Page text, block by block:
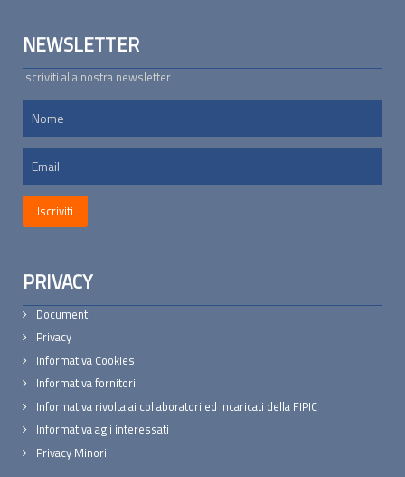
NEWSLETTER
Iscriviti alla nostra newsletter
PRIVACY
Documenti
Privacy
Informativa Cookies
Informativa fornitori
Informativa rivolta ai collaboratori ed incaricati della FIPIC
Informativa agli interessati
Privacy Minori